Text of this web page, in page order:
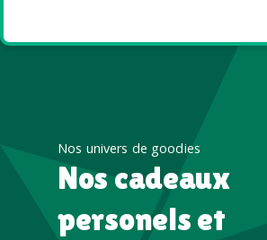
Nos univers de goodies
Nos cadeaux
personels et